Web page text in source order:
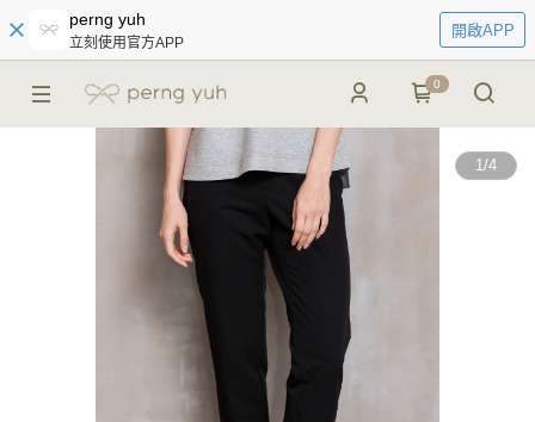
perng yuh
立刻使用官方APP
開啟APP
0
1/4